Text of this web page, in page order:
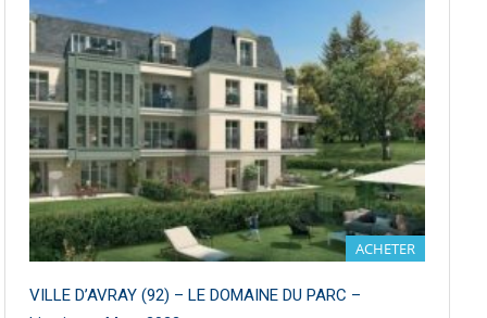
ACHETER
VILLE D’AVRAY (92) – LE DOMAINE DU PARC –